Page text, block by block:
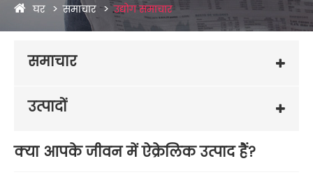
घर समाचार उद्योग समाचार
समाचार
उत्पादों
क्या आपके जीवन में ऐक्रेलिक उत्पाद हैं?